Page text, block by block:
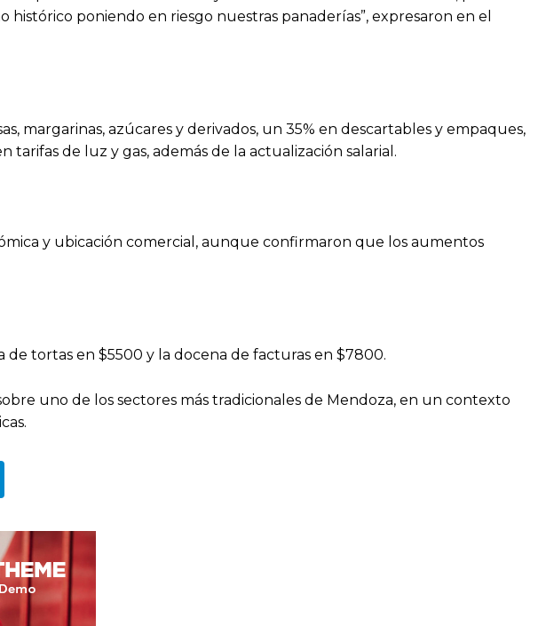
poniendo en riesgo nuestras panaderías”, expresaron en el
margarinas, azúcares y derivados, un 35% en descartables y empaques,
tarifas de luz y gas, además de la actualización salarial.
y ubicación comercial, aunque confirmaron que los aumentos
tortas en $5500 y la docena de facturas en $7800.
uno de los sectores más tradicionales de Mendoza, en un contexto